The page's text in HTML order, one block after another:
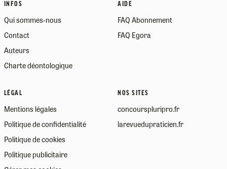
INFOS
Qui sommes-nous
Contact
Auteurs
Charte déontologique
AIDE
FAQ Abonnement
FAQ Egora
LÉGAL
Mentions légales
Politique de confidentialité
Politique de cookies
Politique publicitaire
NOS SITES
concourspluripro.fr
larevuedupraticien.fr